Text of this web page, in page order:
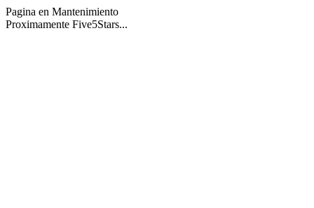
Pagina en Mantenimiento
Proximamente Five5Stars...